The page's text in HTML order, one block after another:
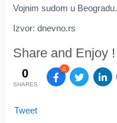
Vojnim sudom u Beogradu.
Izvor: dnevno.rs
Share and Enjoy !
0
SHARES
0
Tweet